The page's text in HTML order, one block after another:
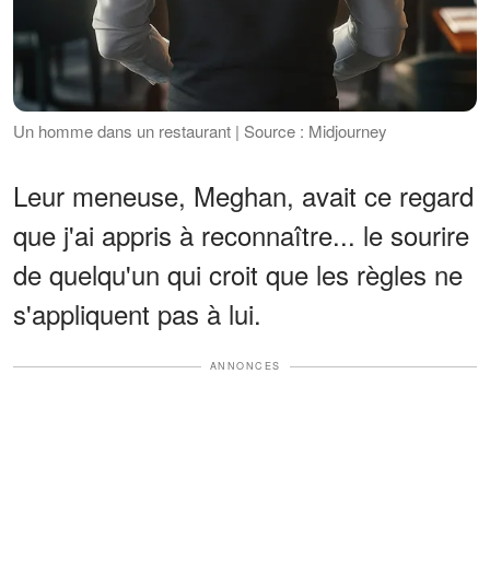
Un homme dans un restaurant | Source : Midjourney
Leur meneuse, Meghan, avait ce regard
que j'ai appris à reconnaître... le sourire
de quelqu'un qui croit que les règles ne
s'appliquent pas à lui.
ANNONCES